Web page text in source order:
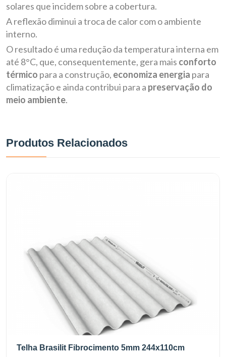
solares que incidem sobre a cobertura.
A reflexão diminui a troca de calor com o ambiente
interno.
O resultado é uma redução da temperatura interna em
até 8°C, que, consequentemente, gera mais conforto
térmico para a construção, economiza energia para
climatização e ainda contribui para a preservação do
meio ambiente.
Produtos Relacionados
Telha Brasilit Fibrocimento 5mm 244x110cm